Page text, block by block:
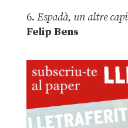
6. Espadà, un altre
Felip Bens